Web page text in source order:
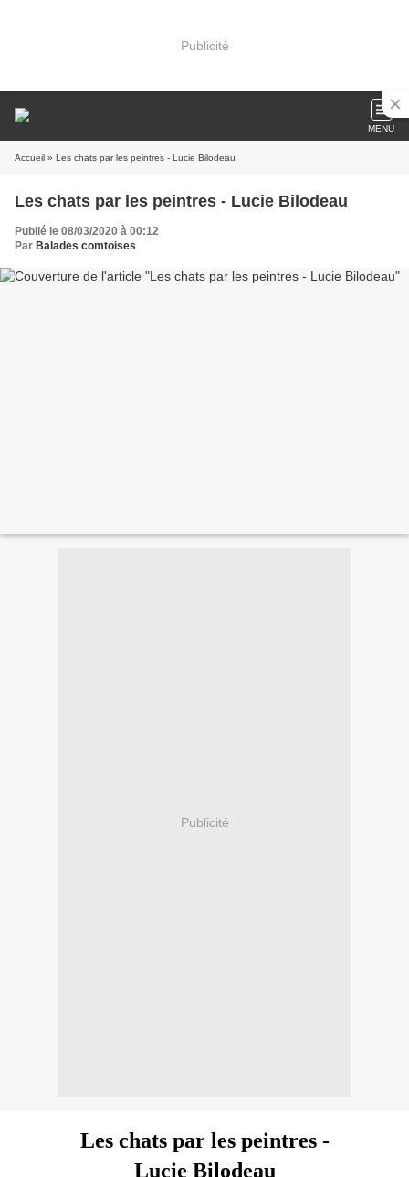
Publicité
MENU
Accueil » Les chats par les peintres - Lucie Bilodeau
Les chats par les peintres - Lucie Bilodeau
Publié le 08/03/2020 à 00:12
Par Balades comtoises
Publicité
Les chats par les peintres -
Lucie Bilodeau